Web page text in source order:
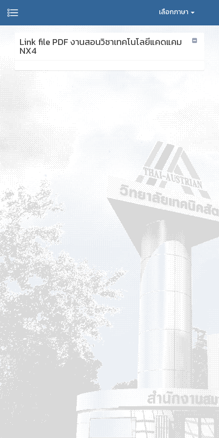
เลือกภาษา
Link file PDF งานสอนวิชาเทคโนโลยีแคดแคม
NX4